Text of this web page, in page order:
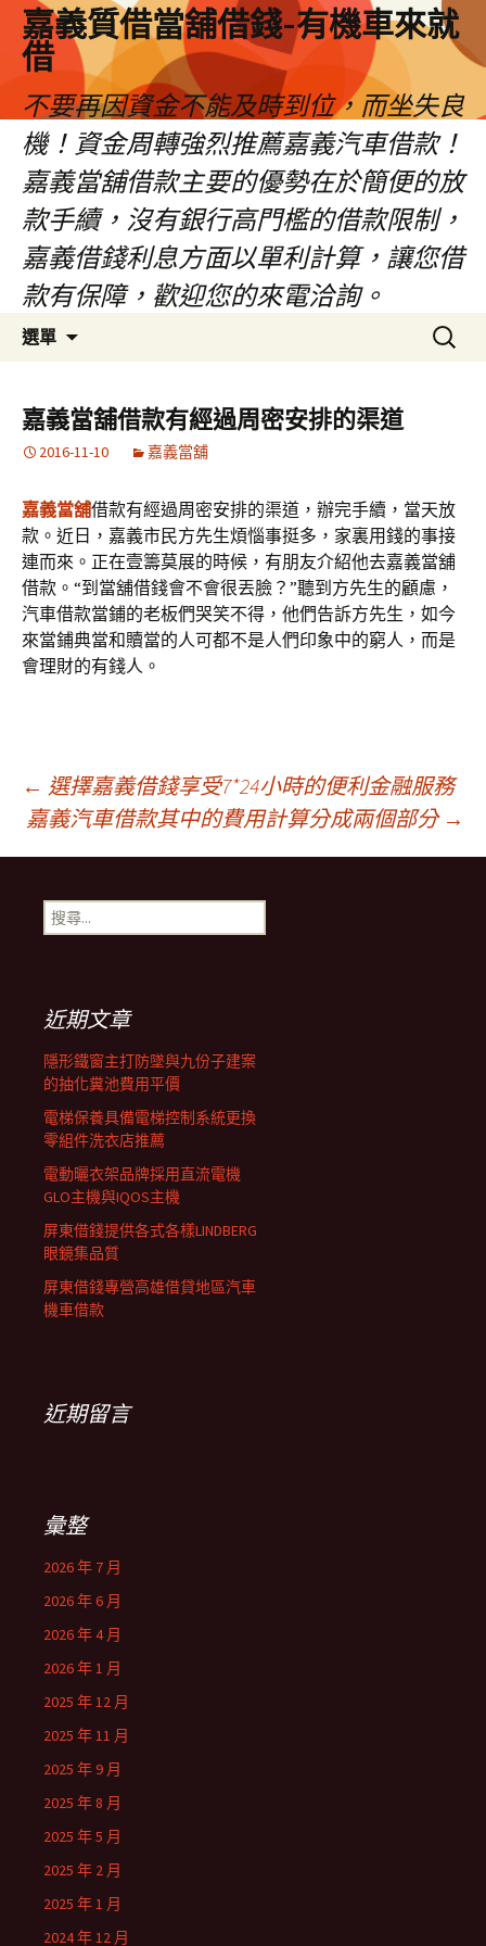
嘉義質借當舖借錢-有機車來就
借
不要再因資金不能及時到位，而坐失良
機！資金周轉強烈推薦嘉義汽車借款！
嘉義當舖借款主要的優勢在於簡便的放
款手續，沒有銀行高門檻的借款限制，
嘉義借錢利息方面以單利計算，讓您借
款有保障，歡迎您的來電洽詢。
選單
容
區
搜
尋
嘉義當舖借款有經過周密安排的渠道
2016-11-10 嘉義當舖
嘉義當舖借款有經過周密安排的渠道，辦完手續，當天放
款。近日，嘉義市民方先生煩惱事挺多，家裏用錢的事接
連而來。正在壹籌莫展的時候，有朋友介紹他去嘉義當舖
借款。“到當舖借錢會不會很丟臉？”聽到方先生的顧慮，
汽車借款當鋪的老板們哭笑不得，他們告訴方先生，如今
來當鋪典當和贖當的人可都不是人們印象中的窮人，而是
會理財的有錢人。
文
章
導
覽
列
← 選擇嘉義借錢享受7*24小時的便利金融服務
嘉義汽車借款其中的費用計算分成兩個部分 →
搜
尋
近期文章
隱形鐵窗主打防墜與九份子建案
的抽化糞池費用平價
電梯保養具備電梯控制系統更換
零組件洗衣店推薦
電動曬衣架品牌採用直流電機
GLO主機與IQOS主機
屏東借錢提供各式各樣LINDBERG
眼鏡集品質
屏東借錢專營高雄借貸地區汽車
機車借款
近期留言
彙整
2026 年 7 月
2026 年 6 月
2026 年 4 月
2026 年 1 月
2025 年 12 月
2025 年 11 月
2025 年 9 月
2025 年 8 月
2025 年 5 月
2025 年 2 月
2025 年 1 月
2024 年 12 月